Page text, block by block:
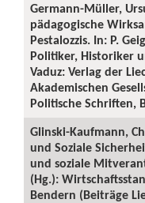
Germann-Müller,
pädagogische
Pestalozzis. In: P.
Politiker, Historiker
Vaduz: Verlag der
Akademischen
Politische Schriften,
Glinski-Kaufmann,
und Soziale
und soziale
(Hg.):
Bendern (Beiträge